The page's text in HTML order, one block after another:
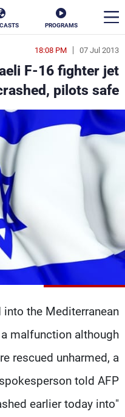
PROGRAMS
07 Jul 2013
18:08 PM
F-16 fighter jet
pilots safe
the Mediterranean
malfunction although
rescued unharmed, a
told AFP.
earlier today into
en
الأخبار
سياسة
إقتصاد
كأس العالم
البرامج
شاهد البرامج
عن MTV
الإنـتـاج